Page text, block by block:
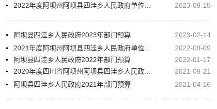
2023-09-15
阿坝县四洼乡人民政府2023年部门预算
2023-02-14
2022-09-09
阿坝县四洼乡人民政府2022年部门预算
2022-01-17
2021-09-21
阿坝县四洼乡人民政府2021年部门预算
2021-04-16